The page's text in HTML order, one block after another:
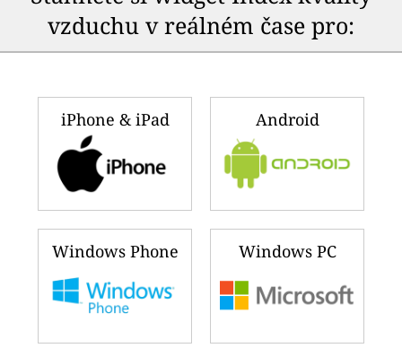
vzduchu v reálném čase pro:
iPhone & iPad Android
Windows Phone Windows PC